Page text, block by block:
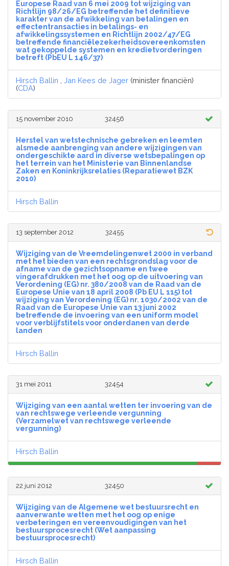
Europese Raad van 6 mei 2009 tot wijziging van
Richtlijn 98/26/EG betreffende het definitieve
karakter van de afwikkeling van betalingen en
effectentransacties in betalings- en
afwikkelingssystemen en Richtlijn 2002/47/EG
betreffende financiëlezekerheidsovereenkomsten
wat gekoppelde systemen en kredietvorderingen
betreft (PbEU L 146/37)
Hirsch Ballin Jan Kees de Jager (minister financiën)
(CDA)
15 november 2010 32456
Herstel van wetstechnische gebreken en leemten
alsmede aanbrenging van andere wijzigingen van
ondergeschikte aard in diverse wetsbepalingen op
het terrein van het Ministerie van Binnenlandse
Zaken en Koninkrijksrelaties (Reparatiewet BZK
2010)
Hirsch Ballin
13 september 2012 32455
Wijziging van de Vreemdelingenwet 2000 in verband
met het bieden van een rechtsgrondslag voor de
afname van de gezichtsopname en twee
vingerafdrukken met het oog op de uitvoering van
Verordening (EG) nr. 380/2008 van de Raad van de
Europese Unie van 18 april 2008 (Pb EU L 115) tot
wijziging van Verordening (EG) nr. 1030/2002 van de
Raad van de Europese Unie van 13 juni 2002
betreffende de invoering van een uniform model
voor verblijfstitels voor onderdanen van derde
landen
Hirsch Ballin
31 mei 2011 32454
Wijziging van een aantal wetten ter invoering van de
van rechtswege verleende vergunning
(Verzamelwet van rechtswege verleende
vergunning)
Hirsch Ballin
22 juni 2012 32450
Wijziging van de Algemene wet bestuursrecht en
aanverwante wetten met het oog op enige
verbeteringen en vereenvoudigingen van het
bestuursprocesrecht (Wet aanpassing
bestuursprocesrecht)
Hirsch Ballin